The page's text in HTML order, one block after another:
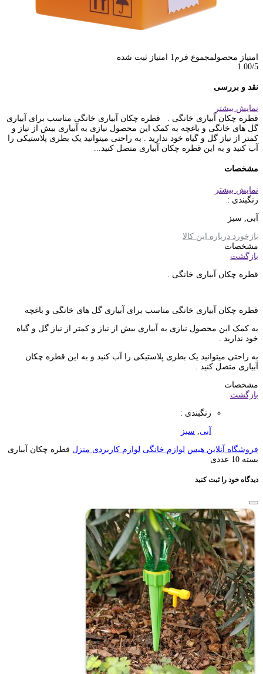
امتیاز محصولمجموع فرم 1 امتیاز ثبت شده
1.00/5
نقد و بررسی
نمایش بیشتر
قطره چکان آبیاری خانگی . قطره چکان آبیاری خانگی مناسب برای آبیاری
گل های خانگی و باغچه به کمک این محصول نیازی به آبیاری بیش از نیاز و
کمتر از نیاز گل و گیاه خود ندارید . به راحتی میتوانید یک بطری پلاستیکی را
آب کنید و به این قطره چکان آبیاری متصل کنید...
مشخصات
نمایش بیشتر
رنگبندی :
آبی, سبز
بازخورد درباره این کالا
مشخصات
بازگشت
قطره چکان آبیاری خانگی .
قطره چکان آبیاری خانگی مناسب برای آبیاری گل های خانگی و باغچه
به کمک این محصول نیازی به آبیاری بیش از نیاز و کمتر از نیاز گل و گیاه
خود ندارید .
به راحتی میتوانید یک بطری پلاستیکی را آب کنید و به این قطره چکان
آبیاری متصل کنید .
مشخصات
بازگشت
رنگبندی :
آبی سبز
فروشگاه آنلاین هیس لوازم خانگی لوازم کاربردی منزل قطره چکان آبیاری
بسته 10 عددی
دیدگاه خود را ثبت کنید